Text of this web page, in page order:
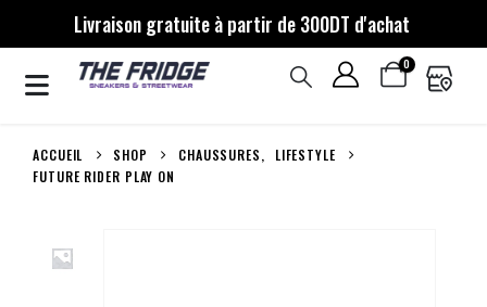
Livraison gratuite à partir de 300DT d'achat
0
ACCUEIL SHOP CHAUSSURES,
LIFESTYLE
FUTURE RIDER PLAY ON